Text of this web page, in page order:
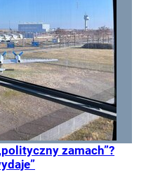
zamach”?